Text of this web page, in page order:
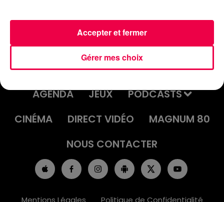
ACCUEIL INFOS
EMISSIONS
AGENDA
JEUX
PODCASTS
CINÉMA
DIRECT VIDÉO
MAGNUM 80
NOUS CONTACTER
Mentions Légales Politique de Confidentialité
Gérer mes choix
Accepter et fermer